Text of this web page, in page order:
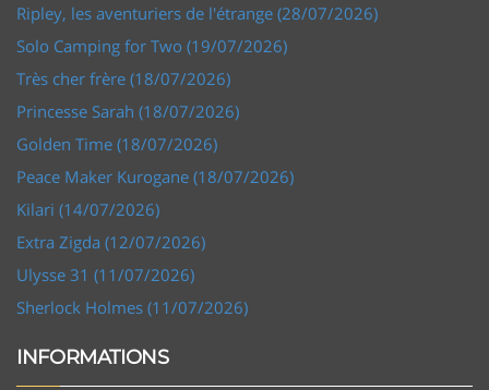
Ripley, les aventuriers de l'étrange (28/07/2026)
Solo Camping for Two (19/07/2026)
Très cher frère (18/07/2026)
Princesse Sarah (18/07/2026)
Golden Time (18/07/2026)
Peace Maker Kurogane (18/07/2026)
Kilari (14/07/2026)
Extra Zigda (12/07/2026)
Ulysse 31 (11/07/2026)
Sherlock Holmes (11/07/2026)
INFORMATIONS